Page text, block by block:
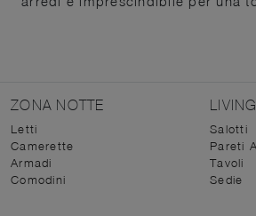
ZONA NOTTE
Letti
Camerette
Armadi
Comodini
LIVING
Salotti
Pareti
Tavoli
Sedie